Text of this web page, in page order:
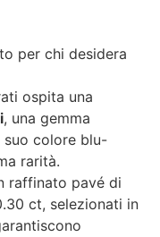
per chi desidera
ospita una
, una gemma
suo colore blu-
rarità.
raffinato pavé di
ct, selezionati in